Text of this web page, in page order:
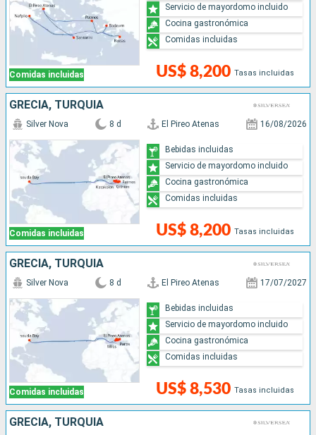
Comidas incluidas US$ 8,200 Tasas incluidas
Servicio de mayordomo incluido
Cocina gastronómica
Comidas incluidas
GRECIA, TURQUÍA
Comidas incluidas
Silver Nova 8 d El Pireo Atenas 16/08/2026
US$ 8,200 Tasas incluidas
Bebidas incluidas
Servicio de mayordomo incluido
Cocina gastronómica
Comidas incluidas
GRECIA, TURQUÍA
Comidas incluidas
Silver Nova 8 d El Pireo Atenas 17/07/2027
US$ 8,530 Tasas incluidas
Bebidas incluidas
Servicio de mayordomo incluido
Cocina gastronómica
Comidas incluidas
GRECIA, TURQUÍA